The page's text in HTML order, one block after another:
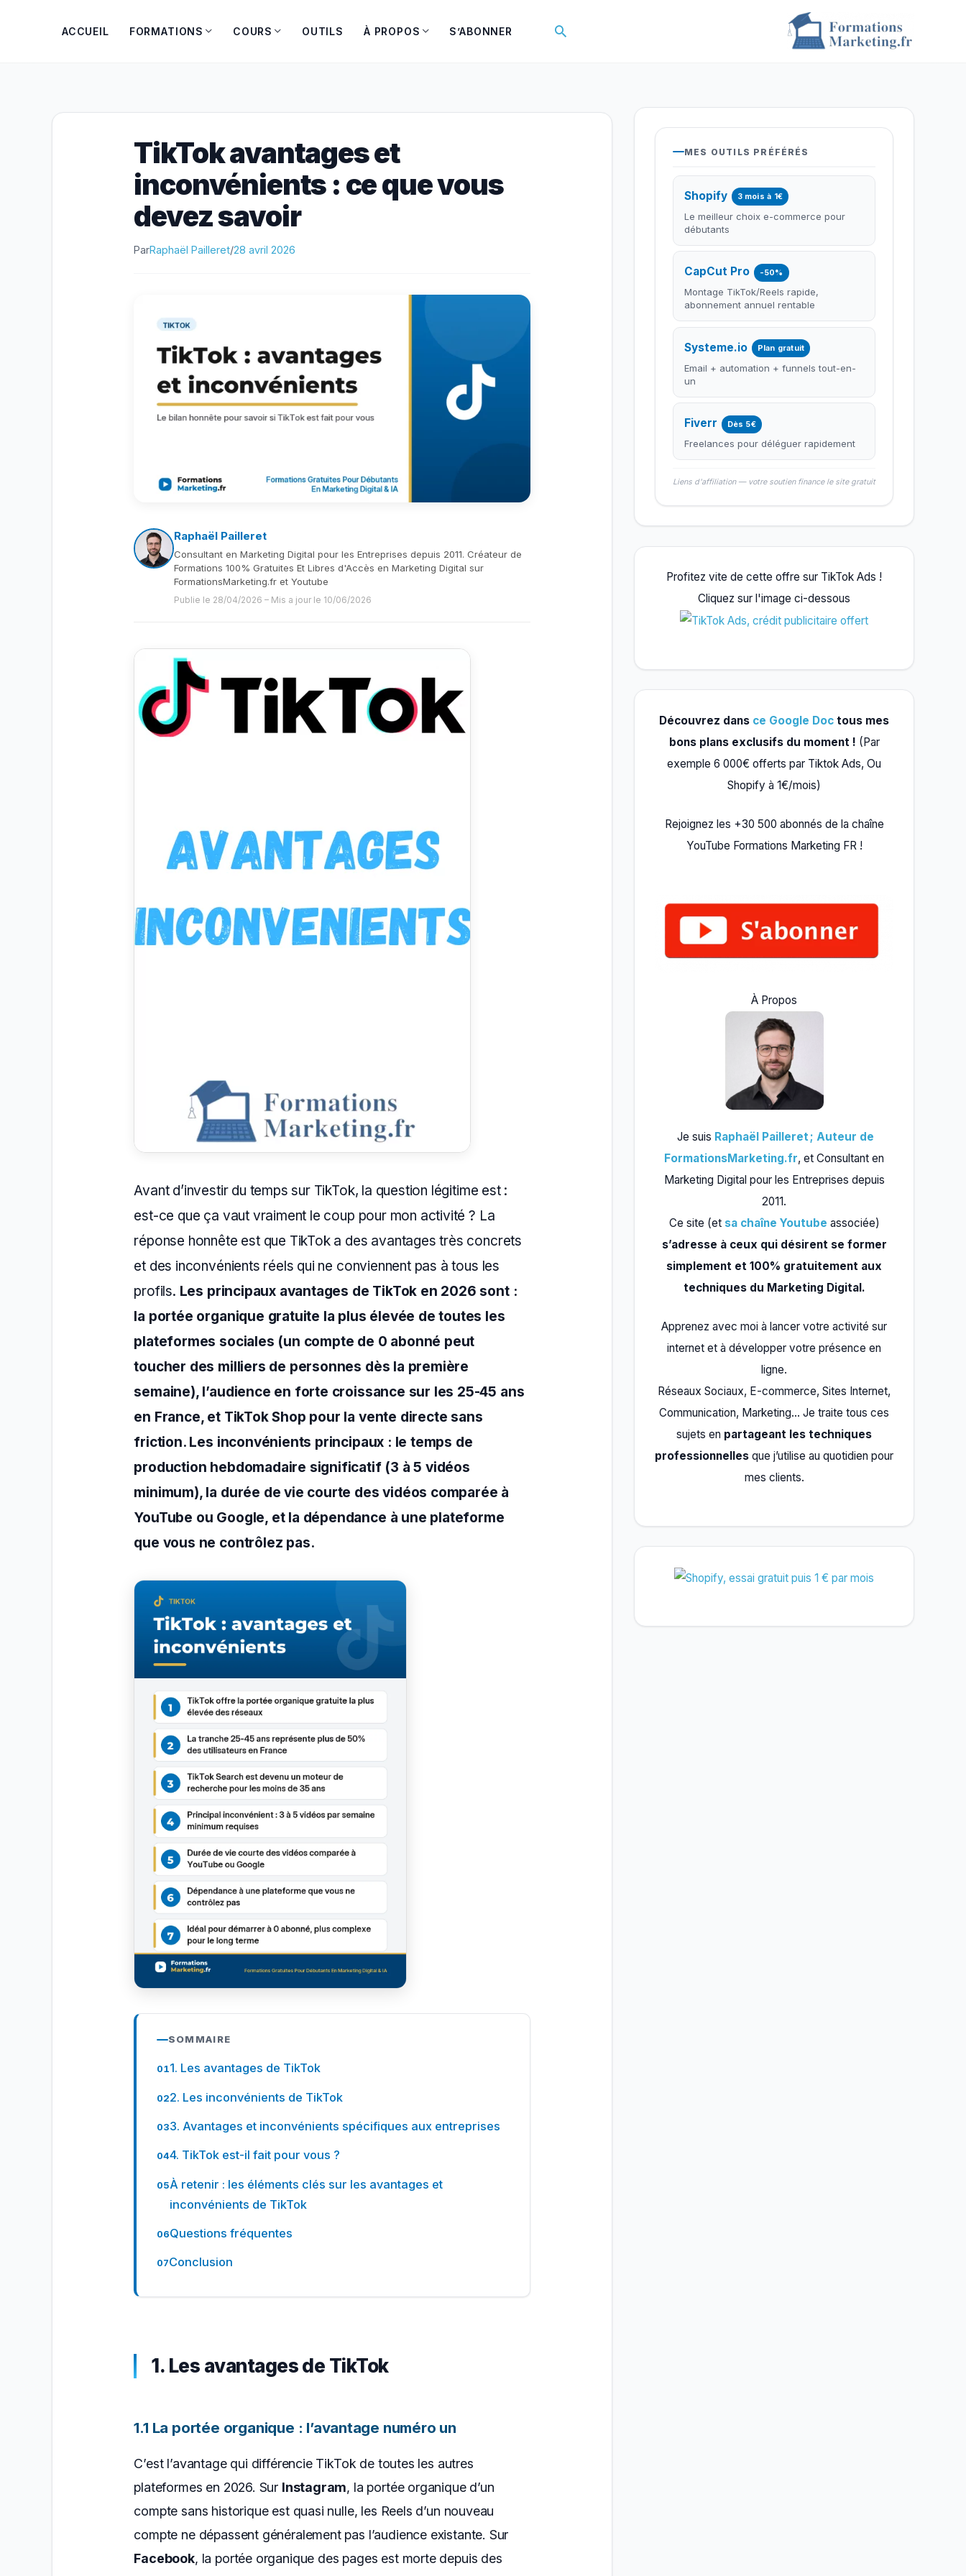
ACCUEIL FORMATIONS COURS OUTILS À PROPOS S’ABONNER Rechercher
TikTok avantages et
inconvénients : ce que vous
devez savoir
ParRaphaël Pailleret/28 avril 2026
Raphaël Pailleret
Consultant en Marketing Digital pour les Entreprises depuis 2011. Créateur de
Formations 100% Gratuites Et Libres d'Accès en Marketing Digital sur
FormationsMarketing.fr et Youtube
Publie le 28/04/2026 – Mis a jour le 10/06/2026
Avant d’investir du temps sur TikTok, la question légitime est :
est-ce que ça vaut vraiment le coup pour mon activité ? La
réponse honnête est que TikTok a des avantages très concrets
et des inconvénients réels qui ne conviennent pas à tous les
profils. Les principaux avantages de TikTok en 2026 sont :
la portée organique gratuite la plus élevée de toutes les
plateformes sociales (un compte de 0 abonné peut
toucher des milliers de personnes dès la première
semaine), l’audience en forte croissance sur les 25-45 ans
en France, et TikTok Shop pour la vente directe sans
friction. Les inconvénients principaux : le temps de
production hebdomadaire significatif (3 à 5 vidéos
minimum), la durée de vie courte des vidéos comparée à
YouTube ou Google, et la dépendance à une plateforme
que vous ne contrôlez pas.
SOMMAIRE
1. Les avantages de TikTok
2. Les inconvénients de TikTok
3. Avantages et inconvénients spécifiques aux entreprises
4. TikTok est-il fait pour vous ?
À retenir : les éléments clés sur les avantages et
inconvénients de TikTok
Questions fréquentes
Conclusion
1. Les avantages de TikTok
1.1 La portée organique : l’avantage numéro un
C’est l’avantage qui différencie TikTok de toutes les autres
plateformes en 2026. Sur Instagram, la portée organique d’un
compte sans historique est quasi nulle, les Reels d’un nouveau
compte ne dépassent généralement pas l’audience existante. Sur
Facebook, la portée organique des pages est morte depuis des
MES OUTILS PRÉFÉRÉS
Shopify 3 mois à 1€
Le meilleur choix e-commerce pour
débutants
CapCut Pro -50%
Montage TikTok/Reels rapide,
abonnement annuel rentable
Systeme.io Plan gratuit
Email + automation + funnels tout-en-
un
Fiverr Dès 5€
Freelances pour déléguer rapidement
Liens d'affiliation — votre soutien finance le site gratuit
Profitez vite de cette offre sur TikTok Ads !
Cliquez sur l'image ci-dessous
Découvrez dans ce Google Doc tous mes
bons plans exclusifs du moment ! (Par
exemple 6 000€ offerts par Tiktok Ads, Ou
Shopify à 1€/mois)
Rejoignez les +30 500 abonnés de la chaîne
YouTube Formations Marketing FR !
À Propos
Je suis Raphaël Pailleret ; Auteur de
FormationsMarketing.fr, et Consultant en
Marketing Digital pour les Entreprises depuis
2011.
Ce site (et sa chaîne Youtube associée)
s’adresse à ceux qui désirent se former
simplement et 100% gratuitement aux
techniques du Marketing Digital.
Apprenez avec moi à lancer votre activité sur
internet et à développer votre présence en
ligne.
Réseaux Sociaux, E-commerce, Sites Internet,
Communication, Marketing… Je traite tous ces
sujets en partageant les techniques
professionnelles que j’utilise au quotidien pour
mes clients.